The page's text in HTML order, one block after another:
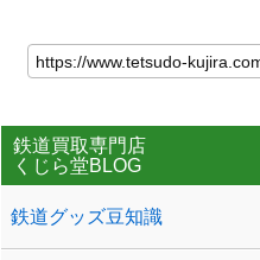
鉄道買取専門店
くじら堂BLOG
鉄道グッズ豆知識